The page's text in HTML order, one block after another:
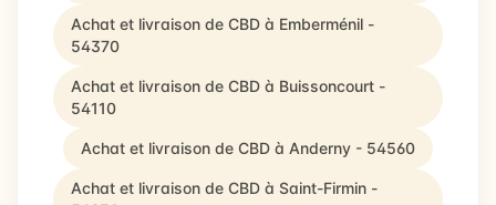
Achat et livraison de CBD à Emberménil -
54370
Achat et livraison de CBD à Buissoncourt -
54110
Achat et livraison de CBD à Anderny - 54560
Achat et livraison de CBD à Saint-Firmin -